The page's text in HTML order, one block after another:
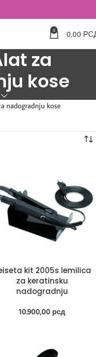
0 0,00
za
kose
nadogradnju kose
kit 2005s lemilica
za keratinsku
nadogradnju
10.900,00 рсд